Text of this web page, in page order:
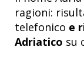
ragioni:
telefonico e
Adriatico su